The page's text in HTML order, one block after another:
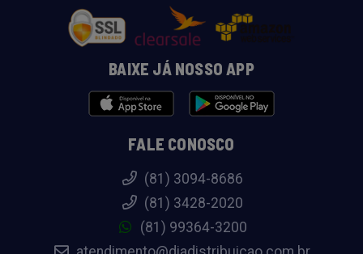
BAIXE JÁ NOSSO APP
FALE CONOSCO
(81) 3094-8686
(81) 3428-2020
(81) 99364-3200